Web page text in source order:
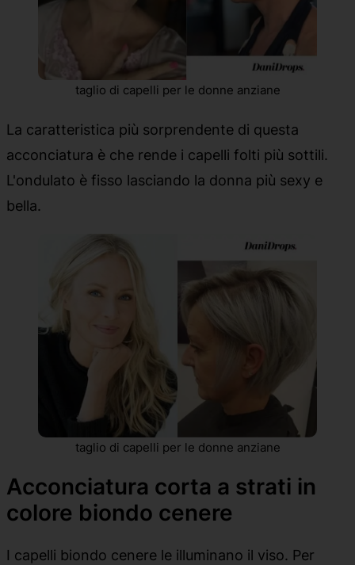
taglio di capelli per le donne anziane
La caratteristica più sorprendente di questa
acconciatura è che rende i capelli folti più sottili.
L'ondulato è fisso lasciando la donna più sexy e
bella.
taglio di capelli per le donne anziane
Acconciatura corta a strati in
colore biondo cenere
I capelli biondo cenere le illuminano il viso. Per